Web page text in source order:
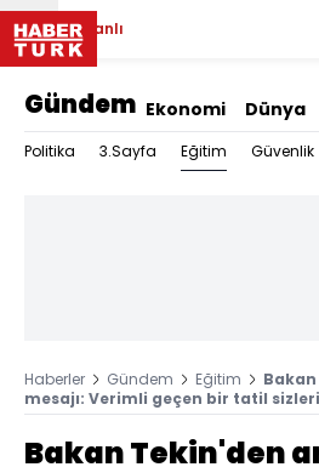
Canlı
Gündem Ekonomi Dünya
Politika 3.Sayfa Eğitim Güvenlik
Haberler Gündem Eğitim
mesajı: Verimli geçen bir tatil
Bakan Tekin'den